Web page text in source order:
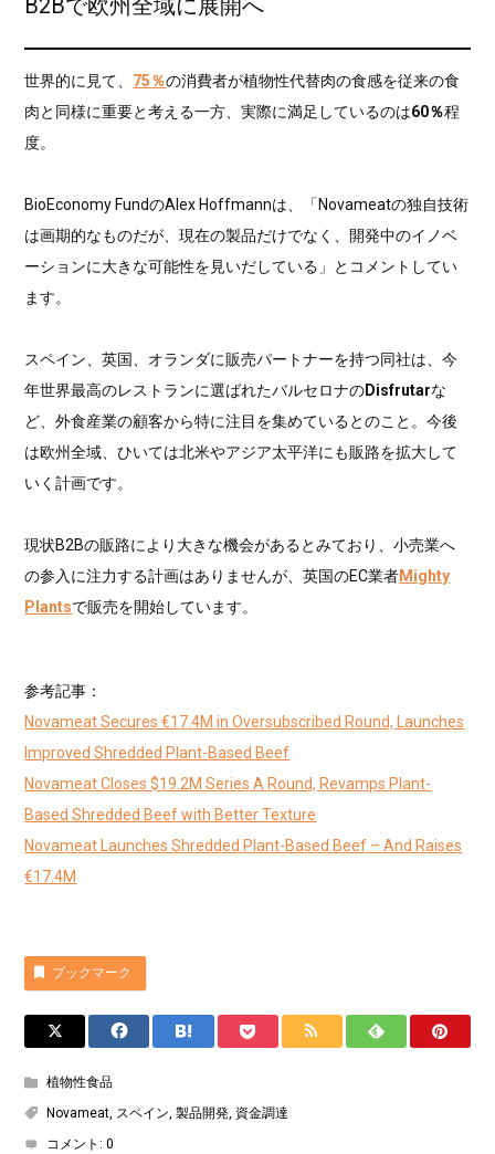
B2Bで欧州全域に展開へ
世界的に見て、 75％の消費者が植物性代替肉の食感を従来の食
肉と同様に重要と考える一方、実際に満足しているのは60％程
度。
BioEconomy FundのAlex Hoffmannは、「Novameatの独自技術
は画期的なものだが、現在の製品だけでなく、開発中のイノベ
ーションに大きな可能性を見いだしている」とコメントしてい
ます。
スペイン、英国、オランダに販売パートナーを持つ同社は、今
年世界最高のレストランに選ばれたバルセロナのDisfrutarな
ど、外食産業の顧客から特に注目を集めているとのこと。今後
は欧州全域、ひいては北米やアジア太平洋にも販路を拡大して
いく計画です。
現状B2Bの販路により大きな機会があるとみており、小売業へ
の参入に注力する計画はありませんが、英国のEC業者Mighty
Plantsで販売を開始しています。
参考記事：
Novameat Secures €17.4M in Oversubscribed Round, Launches
Improved Shredded Plant-Based Beef
Novameat Closes $19.2M Series A Round, Revamps Plant-
Based Shredded Beef with Better Texture
Novameat Launches Shredded Plant-Based Beef – And Raises
€17.4M
ブックマーク
植物性食品
Novameat, スペイン,製品開発, 資金調達
コメント:0